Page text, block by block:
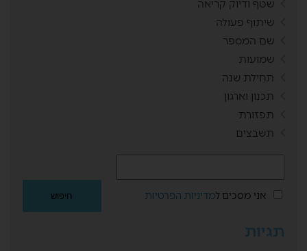
שטף ודיוק קריאה
שיתוף פעולה
שם המספר
שמועות
תחילת שנה
תכנון וארגון
תפזורת
תשבצים
אני מסכים למדיניות הפרטיות
תגיות